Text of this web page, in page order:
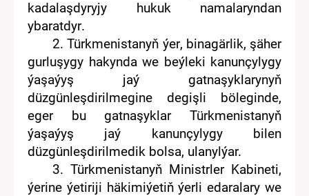
kadalaşdyryjy hukuk namalaryndan
ybaratdyr.
2.Türkmenistanyň ýer, binagärlik, şäher
gurluşygy hakynda we beýleki kanunçylygy
ýaşaýyş jaý gatnaşyklarynyň
düzgünleşdirilmegine
degişli böl eginde,
eger bu gatnaşyklar Türkmenistanyň
ýaşaýyş jaý kanunçylygy
bilen
düzgünleşdirilmedik bolsa, ulanylýar.
3. Türkmenistanyň Ministrler Kabineti,
ýerine ýetiriji häkimiýetiň ýerli edaralary we